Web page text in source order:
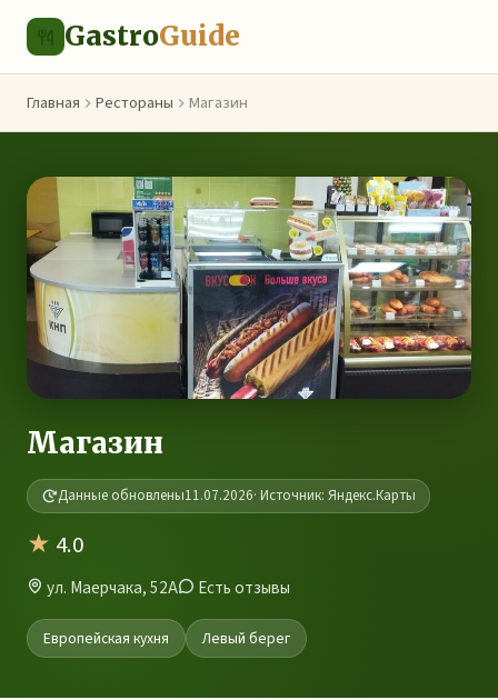
GastroGuide
Главная Рестораны Магазин
Магазин
Данные обновлены11.07.2026· Источник: Яндекс.Карты
★ 4.0
ул. Маерчака, 52А Есть отзывы
Европейская кухня Левый берег